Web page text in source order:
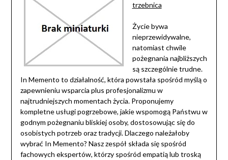
trzebnica
Życie bywa
nieprzewidywalne,
natomiast chwile
pożegnania najbliższych
są szczególnie trudne.
In Memento to działalność, która powstała spośród myślą o
zapewnieniu wsparcia plus profesjonalizmu w
najtrudniejszych momentach życia. Proponujemy
kompletne usługi pogrzebowe, jakie wspomogą Państwu w
godnym pożegnaniu bliskiej osoby, dostosowując się do
osobistych potrzeb oraz tradycji. Dlaczego należałoby
wybrać In Memento? Nasz zespół składa się spośród
fachowych ekspertów, którzy spośród empatią lub troską